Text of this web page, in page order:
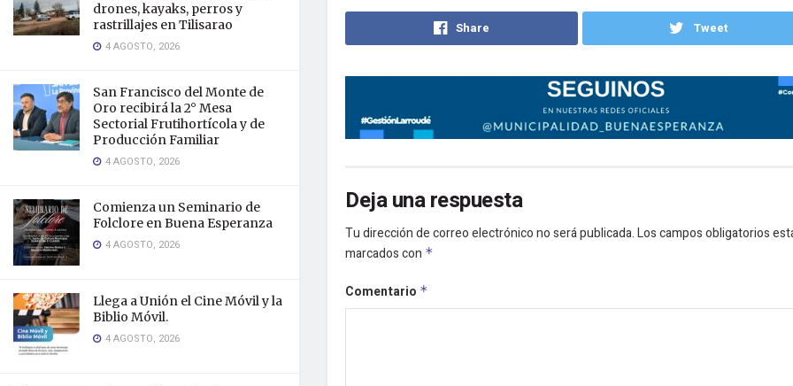
drones, kayaks, perros y
rastrillajes en Tilisarao
4 AGOSTO, 2026
San Francisco del Monte de
Oro recibirá la 2° Mesa
Sectorial Frutihortícola y de
Producción Familiar
4 AGOSTO, 2026
Comienza un Seminario de
Folclore en Buena Esperanza
4 AGOSTO, 2026
Llega a Unión el Cine Móvil y la
Biblio Móvil.
4 AGOSTO, 2026
Share Tweet
Deja una respuesta
Tu dirección de correo electrónico no será publicada.Los campos obligatorios
marcados con *
Comentario *